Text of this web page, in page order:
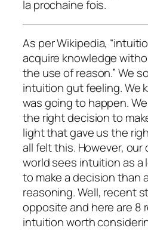
la prochaine fois.
As per Wikipedia,
acquire knowledge
the use of reason.” We
intuition gut feeling. We
was going to happen.
the right decision to
light that gave us the
all felt this. However,
world sees intuition as a
to make a decision than
reasoning. Well, recent
opposite and here are 8
intuition worth